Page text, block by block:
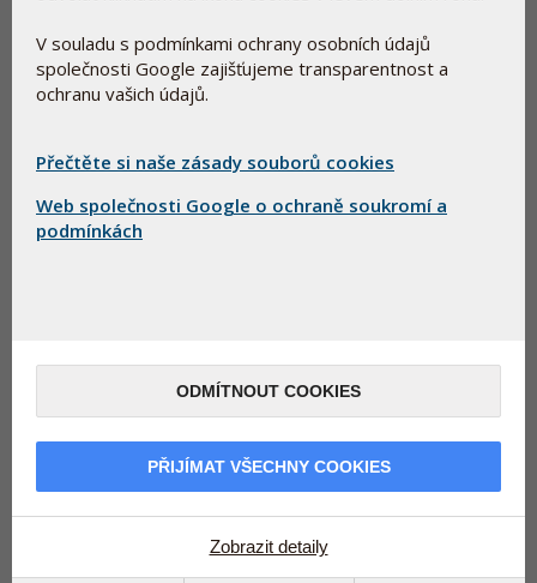
Podle nedávné zprávy Státního zdravotního ústavu má
poměrně velká část populace nedostatek vápníku a
hořčíku. Obě dvě mikroživiny jsou přitom nezbytné pro
naše zdraví.
Podporuje stovky tělesných funkcí
Podívejme se blíže na hořčík: tato jediná minerální látka
V souladu s podmínkami ochrany osobních údajů
společnosti Google zajišťujeme transparentnost a
ochranu vašich údajů.
Přečtěte si naše zásady souborů cookies
Web společnosti Google o ochraně soukromí a
podmínkách
ODMÍTNOUT COOKIES
PŘIJÍMAT VŠECHNY COOKIES
Zobrazit detaily